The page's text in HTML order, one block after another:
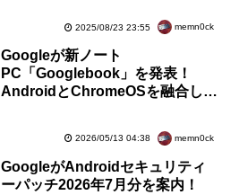
2025/08/23 23:55 memn0ck
Googleが新ノート
PC「Googlebook」を発表！
AndroidとChromeOSを融合して
2026/05/13 04:38 memn0ck
GoogleがAndroidセキュリティ
ーパッチ2026年7月分を案内！